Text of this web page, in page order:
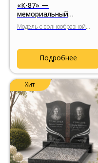
«К-87» —
мемориальный
комплекс с
многослойной
Модель с волнообразной
композицией вставок из
натурального гранита.
Подробнее
Хит